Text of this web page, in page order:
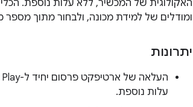
ומודלים של למידת מכונה, ולבחור מתוך מספר
יתרונות
עלות נוספת.